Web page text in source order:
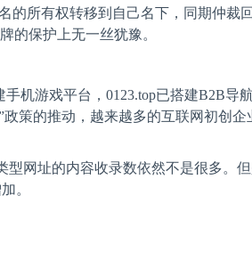
的所有权转移到自己名下，同期仲裁
的保护上无一丝犹豫。
手机游戏平台， 0123.top已搭建B2B导
政策的推动，越来越多的互联网初创企
型网址的内容收录数依然不是很多。
。